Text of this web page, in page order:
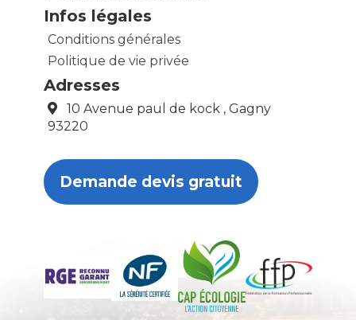
Infos légales
Conditions générales
Politique de vie privée
Adresses
10 Avenue paul de kock , Gagny
93220
Demande devis gratuit